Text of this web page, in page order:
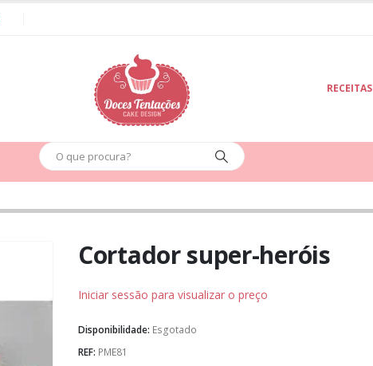
RECEITAS
Cortador super-heróis
Iniciar sessão para visualizar o preço
Disponibilidade: Esgotado
REF: PME81